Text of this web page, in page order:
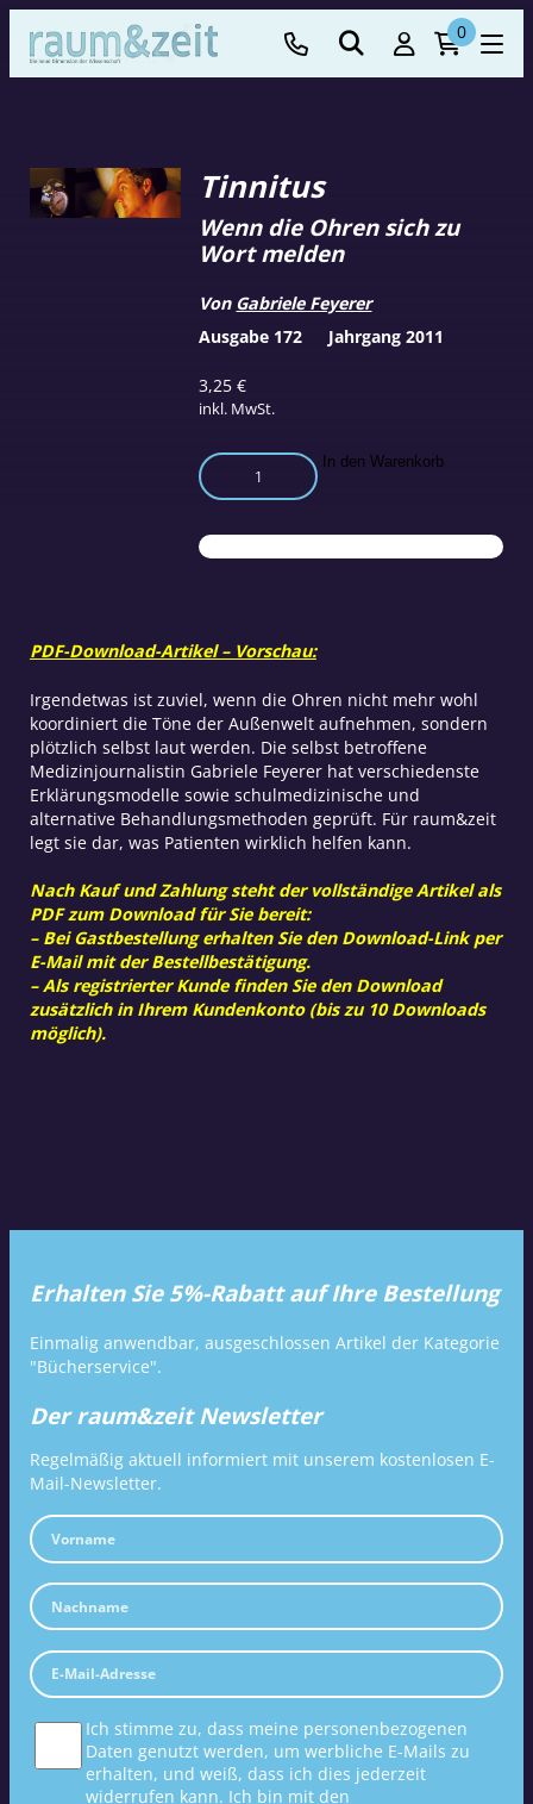
0
Tinnitus
3,25€
inkl. MwSt.
Wenn die Ohren sich zu
Wort melden
Von Gabriele Feyerer
Tinnitus
Menge
In den Warenkorb
Ausgabe 172 Jahrgang 2011
PDF-Download-Artikel – Vorschau:
Irgendetwas ist zuviel, wenn die Ohren nicht mehr wohl
koordiniert die Töne der Außenwelt aufnehmen, sondern
plötzlich selbst laut werden. Die selbst betroffene
Medizinjournalistin Gabriele Feyerer hat verschiedenste
Erklärungsmodelle sowie schulmedizinische und
alternative Behandlungsmethoden geprüft. Für raum&zeit
legt sie dar, was Patienten wirklich helfen kann.
Nach Kauf und Zahlung steht der vollständige Artikel als
PDF zum Download für Sie bereit:
– Bei Gastbestellung erhalten Sie den Download-Link per
E-Mail mit der Bestellbestätigung.
– Als registrierter Kunde finden Sie den Download
zusätzlich in Ihrem Kundenkonto (bis zu 10 Downloads
möglich).
Erhalten Sie 5%-Rabatt auf Ihre Bestellung
Einmalig anwendbar, ausgeschlossen Artikel der Kategorie
"Bücherservice".
Der raum&zeit Newsletter
Regelmäßig aktuell informiert mit unserem kostenlosen E-
Mail-Newsletter.
Ich stimme zu, dass meine personenbezogenen
Daten genutzt werden, um werbliche E-Mails zu
erhalten, und weiß, dass ich dies jederzeit
widerrufen kann. Ich bin mit den